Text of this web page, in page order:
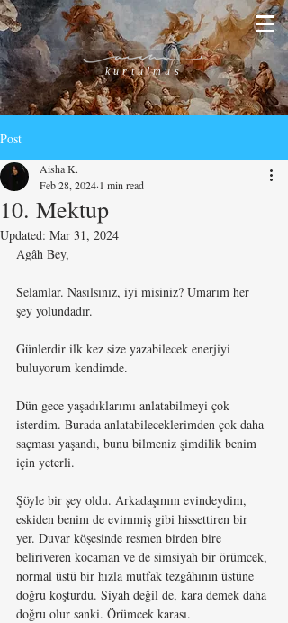
kurtulmus
Post
10. Mektup
Aisha K.
Feb 28, 2024 1 min read
Updated: Mar 31, 2024
Agâh Bey,
Selamlar. Nasılsınız, iyi misiniz? Umarım her
şey yolundadır.
Günlerdir ilk kez size yazabilecek enerjiyi
buluyorum kendimde.
Dün gece yaşadıklarımı anlatabilmeyi çok
isterdim. Burada anlatabileceklerimden çok daha
saçması yaşandı, bunu bilmeniz şimdilik benim
için yeterli.
Şöyle bir şey oldu. Arkadaşımın evindeydim,
eskiden benim de evimmiş gibi hissettiren bir
yer. Duvar köşesinde resmen birden bire
beliriveren kocaman ve de simsiyah bir örümcek,
normal üstü bir hızla mutfak tezgâhının üstüne
doğru koşturdu. Siyah değil de, kara demek daha
doğru olur sanki. Örümcek karası.